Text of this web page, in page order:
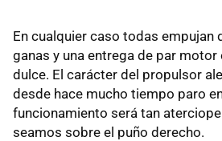
En cualquier caso todas empujan
ganas y una entrega de par
dulce. El carácter del propulsor
desde hace mucho tiempo paro
funcionamiento será tan
seamos sobre el puño derecho.